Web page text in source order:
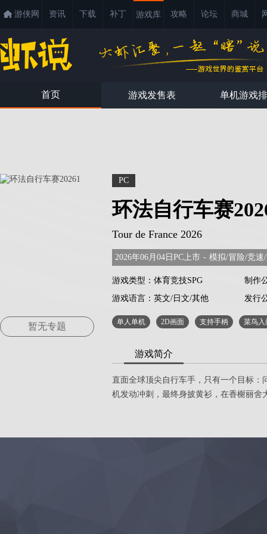
游侠网 资讯 下载 补丁 游戏库 攻略 论坛 商城
首页 游戏发售表 单机游戏
暂无专题
PC
环法自行车赛
Tour de France 2026
2026年06月04日PC上市 - 模拟/冒险/竞速
游戏类型：体育竞技SPG
制作
游戏语言： 英文/日文/其他 发行
单人单机 2D画面 支持手柄 菜鸟入
游戏简介
直面全球顶尖自行车手，只有一个目标：
机发动冲刺，最终身披黄衫，在香榭丽舍